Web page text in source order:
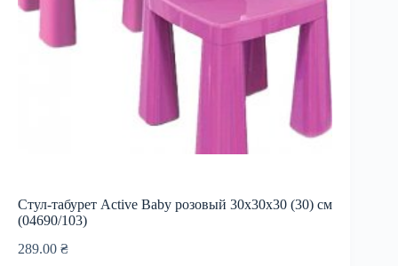
Стул-табурет Active Baby розовый 30х30х30 (30) см
(04690/103)
289.00 ₴